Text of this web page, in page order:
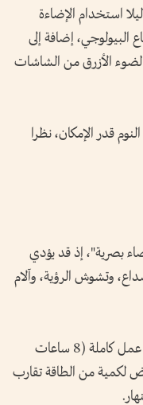
استخدام الإضاءة
البيولوجي، إضافة إلى
الأزرق من الشاشات
قدر الإمكان، نظرا
بصرية"، إذ قد يؤدي
وتشوش الرؤية، وآلام
ووفقا لتصريحات طبية، فإن قضاء أربعة أيام عمل كاملة (8 ساعات
لكمية من الطاقة تقارب